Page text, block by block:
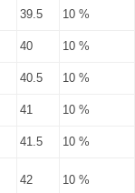
39.5
10 %
40
10 %
40.5
10 %
41
10 %
41.5 10 %
42 10 %